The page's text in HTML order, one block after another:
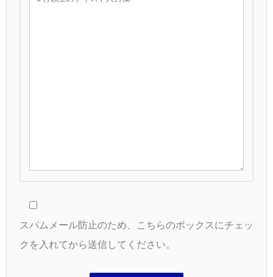
スパムメール防止のため、こちらのボックスにチェッ
クを入れてから送信してください。